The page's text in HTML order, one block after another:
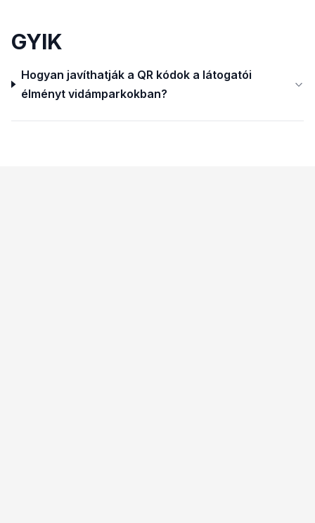
GYIK
Hogyan javíthatják a QR kódok a látogatói
élményt vidámparkokban?